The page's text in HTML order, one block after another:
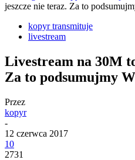
jeszcze nie teraz. Za to
kopyr transmituje
livestream
Livestream na 30M
Za to podsumujmy
Przez
kopyr
-
12 czerwca 2017
10
2731